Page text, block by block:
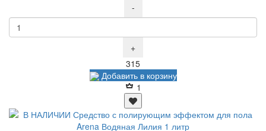
-
+
315Р
Добавить в корзину
1